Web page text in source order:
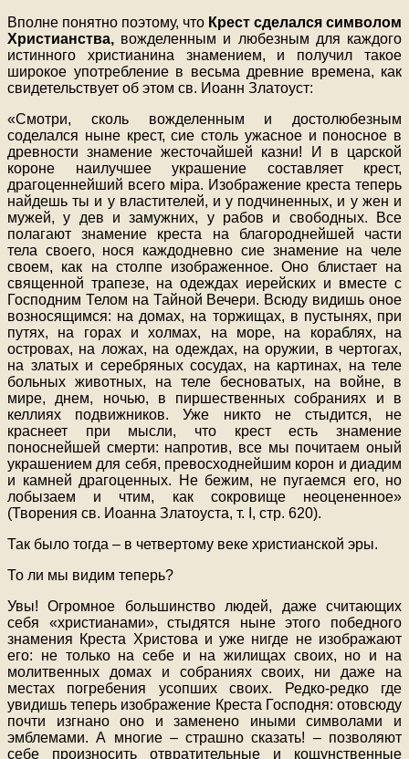
Вполне понятно поэтому, что Крест сделался символом
Христианства, вожделенным и любезным для каждого
истинного христианина знамением, и получил такое
широкое употребление в весьма древние времена, как
свидетельствует об этом св. Иоанн Златоуст:
«Смотри, сколь вожделенным и достолюбезным
соделался ныне крест, сие столь ужасное и поносное в
древности знамение жесточайшей казни! И в царской
короне наилучшее украшение составляет крест,
драгоценнейший всего мiра. Изображение креста теперь
найдешь ты и у властителей, и у подчиненных, и у жен и
мужей, у дев и замужних, у рабов и свободных. Все
полагают знамение креста на благороднейшей части
тела своего, нося каждодневно сие знамение на челе
своем, как на столпе изображенное. Оно блистает на
священной трапезе, на одеждах иерейских и вместе с
Господним Телом на Тайной Вечери. Всюду видишь оное
возносящимся: на домах, на торжищах, в пустынях, при
путях, на горах и холмах, на море, на кораблях, на
островах, на ложах, на одеждах, на оружии, в чертогах,
на златых и серебряных сосудах, на картинах, на теле
больных животных, на теле бесноватых, на войне, в
мире, днем, ночью, в пиршественных собраниях и в
келлиях подвижников. Уже никто не стыдится, не
краснеет при мысли, что крест есть знамение
поноснейшей смерти: напротив, все мы почитаем оный
украшением для себя, превосходнейшим корон и диадим
и камней драгоценных. Не бежим, не пугаемся его, но
лобызаем и чтим, как сокровище неоцененное»
(Творения св. Иоанна Златоуста, т. I, стр. 620).
Так было тогда – в четвертому веке христианской эры.
То ли мы видим теперь?
Увы! Огромное большинство людей, даже считающих
себя «христианами», стыдятся ныне этого победного
знамения Креста Христова и уже нигде не изображают
его: не только на себе и на жилищах своих, но и на
молитвенных домах и собраниях своих, ни даже на
местах погребения усопших своих. Редко-редко где
увидишь теперь изображение Креста Господня: отовсюду
почти изгнано оно и заменено иными символами и
эмблемами. А многие – страшно сказать! – позволяют
себе произносить отвратительные и кощунственные